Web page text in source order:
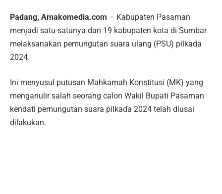
Padang, Amakomedia.com – Kabupaten Pasaman
menjadi satu-satunya dari 19 kabupaten kota di Sumbar
melaksanakan pemungutan suara ulang (PSU) pilkada
2024.
Ini menyusul putusan Mahkamah Konstitusi (MK) yang
menganulir salah seorang calon Wakil Bupati Pasaman
kendati pemungutan suara pilkada 2024 telah diusai
dilakukan.